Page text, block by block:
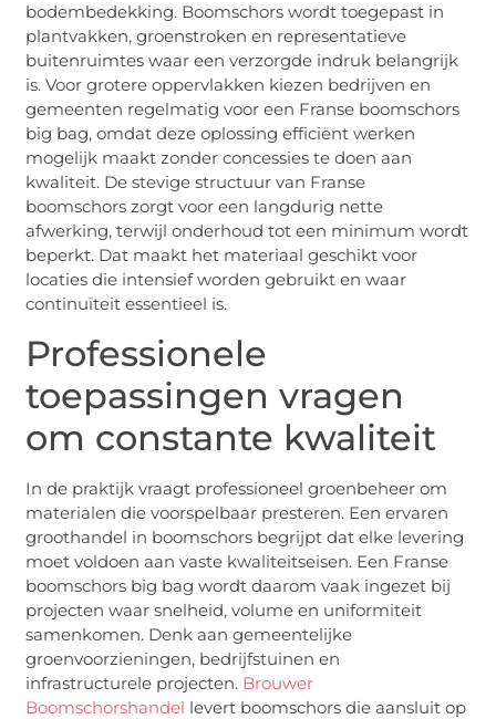
bodembedekking. Boomschors wordt toegepast in
plantvakken, groenstroken en representatieve
buitenruimtes waar een verzorgde indruk belangrijk
is. Voor grotere oppervlakken kiezen bedrijven en
gemeenten regelmatig voor een Franse boomschors
big bag, omdat deze oplossing efficiënt werken
mogelijk maakt zonder concessies te doen aan
kwaliteit. De stevige structuur van Franse
boomschors zorgt voor een langdurig nette
afwerking, terwijl onderhoud tot een minimum wordt
beperkt. Dat maakt het materiaal geschikt voor
locaties die intensief worden gebruikt en waar
continuïteit essentieel is.
Professionele
toepassingen vragen
om constante kwaliteit
In de praktijk vraagt professioneel groenbeheer om
materialen die voorspelbaar presteren. Een ervaren
groothandel in boomschors begrijpt dat elke levering
moet voldoen aan vaste kwaliteitseisen. Een Franse
boomschors big bag wordt daarom vaak ingezet bij
projecten waar snelheid, volume en uniformiteit
samenkomen. Denk aan gemeentelijke
groenvoorzieningen, bedrijfstuinen en
infrastructurele projecten. Brouwer
Boomschorshandel levert boomschors die aansluit op